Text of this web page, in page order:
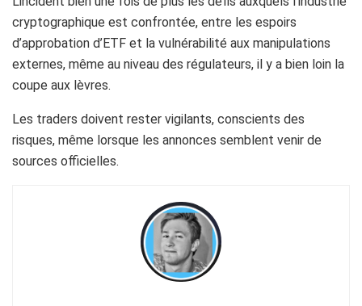
cryptographique est confrontée, entre les espoirs
d’approbation d’ETF et la vulnérabilité aux manipulations
externes, même au niveau des régulateurs, il y a bien loin la
coupe aux lèvres.
Les traders doivent rester vigilants, conscients des
risques, même lorsque les annonces semblent venir de
sources officielles.